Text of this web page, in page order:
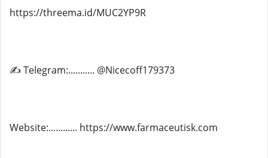
https://threema.id/MUC2YP9R
✍ Telegram:........... @Nicecoff179373
Website:............ https://www.farmaceutisk.com